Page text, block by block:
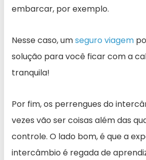
embarcar, por exemplo.
Nesse caso, umseguro viagem
solução para você ficar com a
tranquila!
Por fim, os perrengues do
vezes vão ser coisas além das
controle. O lado bom, é que a
intercâmbio é regada de